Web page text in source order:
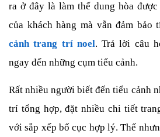
ra ở đây là làm thế dung hòa
của khách hàng mà vẫn đảm bảo
cảnh trang trí noel. Trả lời câu
ngay đến những cụm tiểu cảnh.
Rất nhiều người biết đến tiểu cảnh
trí tổng hợp, đặt nhiều chi tiết
với sắp xếp bố cục hợp lý. Thế